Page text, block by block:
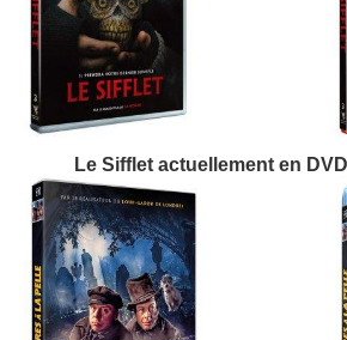
Le Sifflet actuellement en